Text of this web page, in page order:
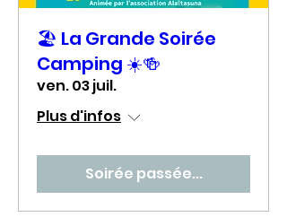
🏖️ La Grande Soirée
Camping ☀️🍻
ven. 03 juil.
Plus d'infos
Soirée passée...